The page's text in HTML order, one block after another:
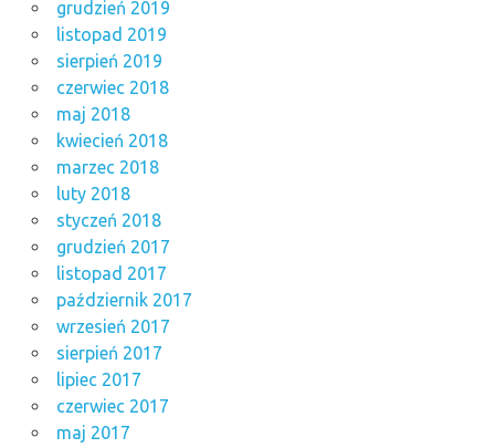
grudzień 2019
listopad 2019
sierpień 2019
czerwiec 2018
maj 2018
kwiecień 2018
marzec 2018
luty 2018
styczeń 2018
grudzień 2017
listopad 2017
październik 2017
wrzesień 2017
sierpień 2017
lipiec 2017
czerwiec 2017
maj 2017